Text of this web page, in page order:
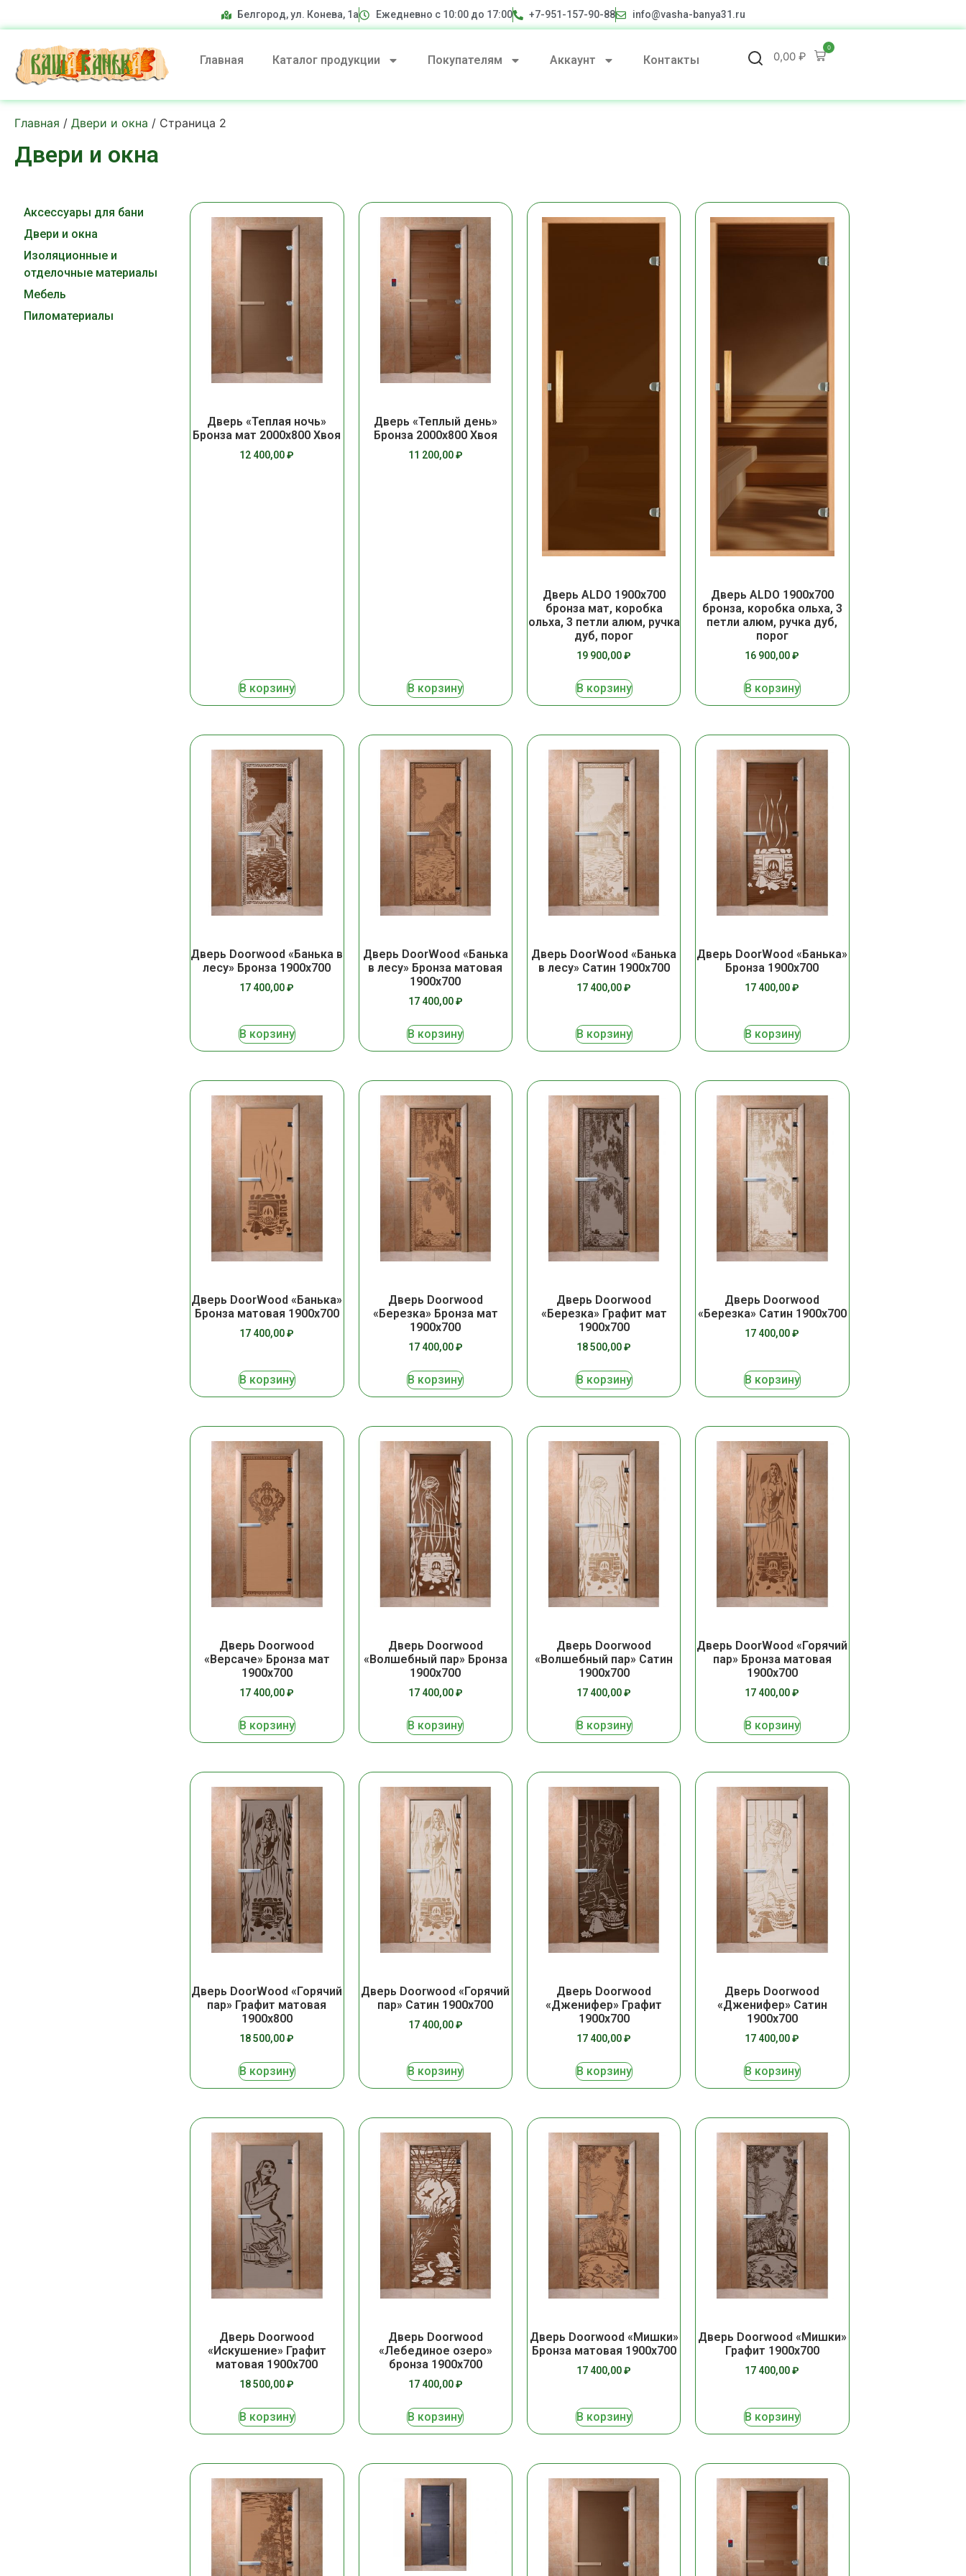
Белгород, ул. Конева, 1а Ежедневно с 10:00 до 17:00 +7-951-157-90-88 info@vasha-banya31.ru
Главная Каталог продукции Покупателям Аккаунт Контакты 0,00₽
0
Главная / Двери и окна / Страница 2
Двери и окна
Аксессуары для бани
Двери и окна
Изоляционные и
отделочные материалы
Мебель
Пиломатериалы
Дверь «Теплая ночь»
Бронза мат 2000х800 Хвоя
12 400,00₽
В корзину
Дверь «Теплый день»
Бронза 2000х800 Хвоя
11 200,00₽
В корзину
Дверь ALDO 1900х700
бронза мат, коробка
ольха, 3 петли алюм, ручка
дуб, порог
19 900,00₽
В корзину
Дверь ALDO 1900х700
бронза, коробка ольха, 3
петли алюм, ручка дуб,
порог
16 900,00₽
В корзину
Дверь Doorwood «Банька в
лесу» Бронза 1900х700
17 400,00₽
В корзину
Дверь DoorWood «Банька
в лесу» Бронза матовая
1900х700
17 400,00₽
В корзину
Дверь DoorWood «Банька
в лесу» Сатин 1900х700
17 400,00₽
В корзину
Дверь DoorWood «Банька»
Бронза 1900х700
17 400,00₽
В корзину
Дверь DoorWood «Банька»
Бронза матовая 1900х700
17 400,00₽
В корзину
Дверь Doorwood
«Березка» Бронза мат
1900х700
17 400,00₽
В корзину
Дверь Doorwood
«Березка» Графит мат
1900х700
18 500,00₽
В корзину
Дверь Doorwood
«Березка» Сатин 1900х700
17 400,00₽
В корзину
Дверь Doorwood
«Версаче» Бронза мат
1900х700
17 400,00₽
В корзину
Дверь Doorwood
«Волшебный пар» Бронза
1900х700
17 400,00₽
В корзину
Дверь Doorwood
«Волшебный пар» Сатин
1900х700
17 400,00₽
В корзину
Дверь DoorWood «Горячий
пар» Бронза матовая
1900х700
17 400,00₽
В корзину
Дверь DoorWood «Горячий
пар» Графит матовая
1900х800
18 500,00₽
В корзину
Дверь Doorwood «Горячий
пар» Сатин 1900х700
17 400,00₽
В корзину
Дверь Doorwood
«Дженифер» Графит
1900х700
17 400,00₽
В корзину
Дверь Doorwood
«Дженифер» Сатин
1900х700
17 400,00₽
В корзину
Дверь Doorwood
«Искушение» Графит
матовая 1900х700
18 500,00₽
В корзину
Дверь Doorwood
«Лебединое озеро»
бронза 1900х700
17 400,00₽
В корзину
Дверь Doorwood «Мишки»
Бронза матовая 1900х700
17 400,00₽
В корзину
Дверь Doorwood «Мишки»
Графит 1900х700
17 400,00₽
В корзину